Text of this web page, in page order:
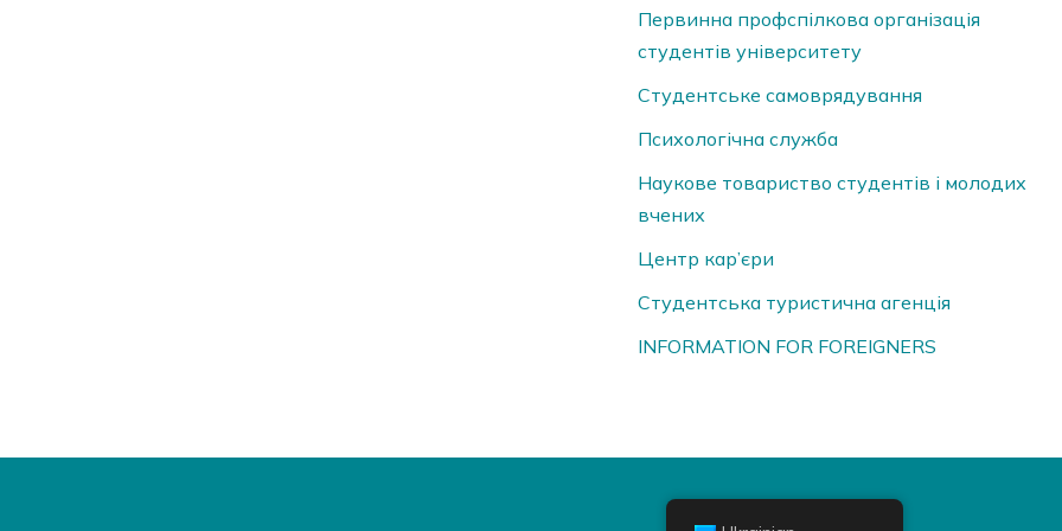
Первинна профспілкова організація
студентів університету
Студентське самоврядування
Психологічна служба
Наукове товариство студентів і молодих
вчених
Центр кар’єри
Студентська туристична агенція
INFORMATION FOR FOREIGNERS